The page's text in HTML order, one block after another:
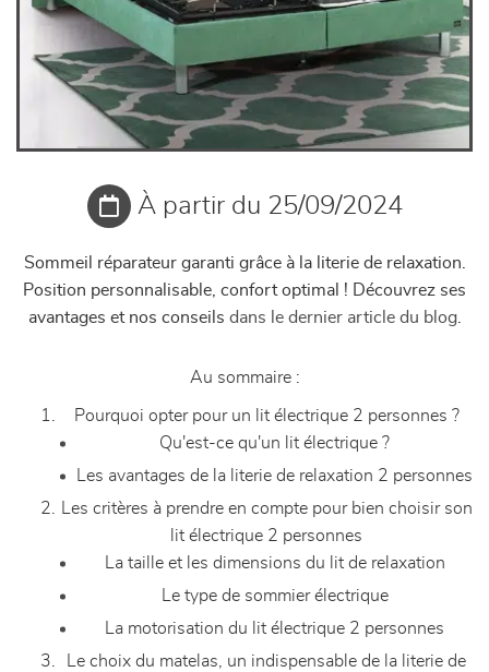
À partir du 25/09/2024
Sommeil réparateur garanti grâce à la literie de relaxation.
Position personnalisable, confort optimal ! Découvrez ses
avantages et nos conseils dans le dernier article du blog.
Au sommaire :
Pourquoi opter pour un lit électrique 2 personnes ?
Qu'est-ce qu'un lit électrique ?
Les avantages de la literie de relaxation 2 personnes
Les critères à prendre en compte pour bien choisir son
lit électrique 2 personnes
La taille et les dimensions du lit de relaxation
Le type de sommier électrique
La motorisation du lit électrique 2 personnes
Le choix du matelas, un indispensable de la literie de